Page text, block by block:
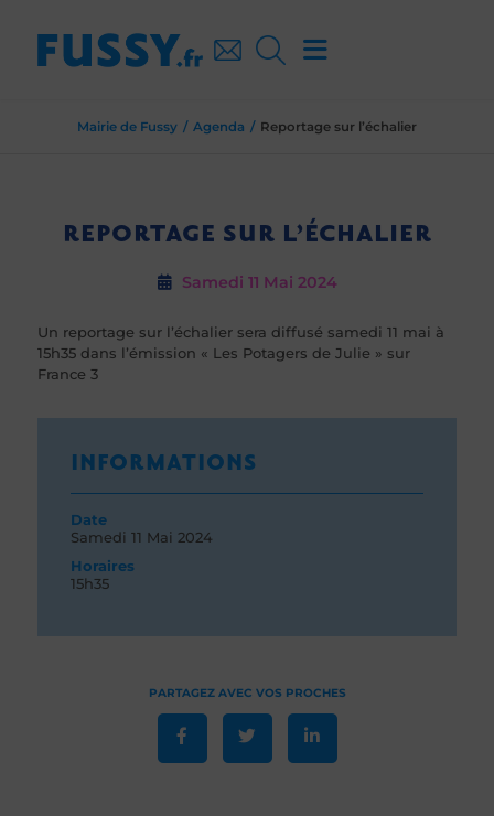
Mairie de Fussy Agenda Reportage sur l’échalier
REPORTAGE SUR L’ÉCHALIER
Samedi 11 Mai 2024
Un reportage sur l’échalier sera diffusé samedi 11 mai à
15h35 dans l’émission « Les Potagers de Julie » sur
France 3
INFORMATIONS
Date
Samedi 11 Mai 2024
Horaires
15h35